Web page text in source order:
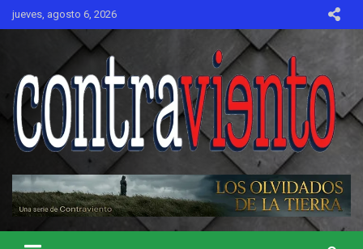
Skip
jueves, agosto 6, 2026
CONTRAVIENTO